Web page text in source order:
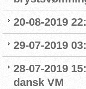
20-08-2019
29-07-2019
28-07-2019
dansk VM